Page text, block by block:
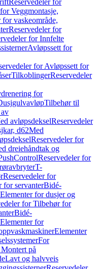
Reservedeler for
Veggmontasje,
vaskeområde,
Reservedeler for
for Innfelte
Avløpssett for
for Avløpssett for
TilkoblingerReservedeler
for
Tilbehør til
avløpsdekselReservedeler
d62Med
Reservedeler for
dreiehåndtak og
Reservedeler for
T-
Reservedeler for
for servanterBidé-
Elementer for dusjer og
for Tilbehør for
Bidé-
Elementer for
Elementer
For
på
Lavt og halvveis